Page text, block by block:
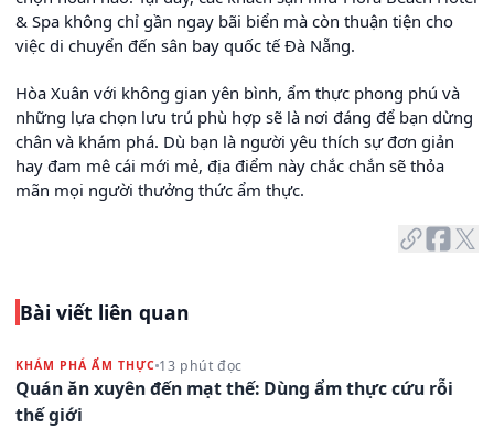
& Spa không chỉ gần ngay bãi biển mà còn thuận tiện cho
việc di chuyển đến sân bay quốc tế Đà Nẵng.
Hòa Xuân với không gian yên bình, ẩm thực phong phú và
những lựa chọn lưu trú phù hợp sẽ là nơi đáng để bạn dừng
chân và khám phá. Dù bạn là người yêu thích sự đơn giản
hay đam mê cái mới mẻ, địa điểm này chắc chắn sẽ thỏa
mãn mọi người thưởng thức ẩm thực.
Bài viết liên quan
KHÁM PHÁ ẨM THỰC 13 phút đọc
Quán ăn xuyên đến mạt thế: Dùng ẩm thực cứu rỗi
thế giới